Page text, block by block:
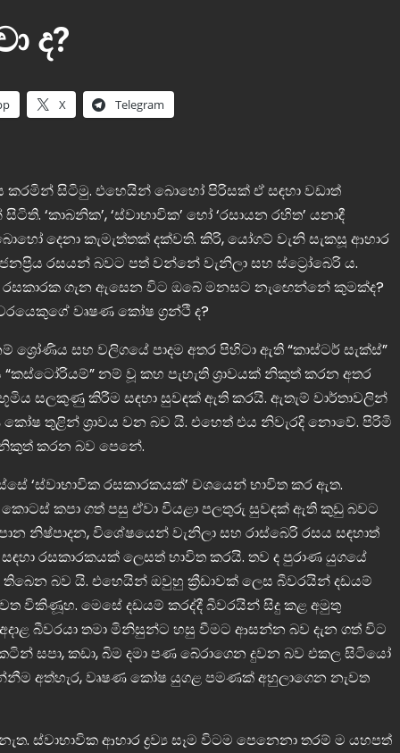
ද?
X Telegram
කරමින් සිටිමු. එහෙයින් බොහෝ පිරිසක් ඒ සඳහා වඩාත්
‘කාබනික’, ‘ස්වාභාවික’ හෝ ‘රසායන රහිත’ යනාදී
දෙනා කැමැත්තක් දක්වති. කිරි, යෝගට් වැනි සැකසූ ආහාර
රසයන් බවට පත් වන්නේ වැනිලා සහ ස්ට්‍රෝබෙරි ය.
රසකාරක ගැන ඇසෙන විට ඔබේ මනසට නැඟෙන්නේ කුමක්ද?
වෘෂණ කෝෂ ග්‍රන්ථි ද?
සහ වලිගයේ පාදම අතර පිහිටා ඇති “කාස්ටර් සැක්ස්”
නම් වූ කහ පැහැති ශ්‍රාවයක් නිකුත් කරන අතර
සලකුණු කිරීම සඳහා සුවඳක් ඇති කරයි. ඇතැම් වාර්තාවලින්
තුළින් ශ්‍රාවය වන බව යි. එහෙත් එය නිවැරදි නොවේ. පිරිමි
කරන බව පෙනේ.
‘ස්වාභාවික රසකාරකයක්’ වශයෙන් භාවිත කර ඇත.
කපා ගත් පසු ඒවා වියළා පලතුරු සුවඳක් ඇති කුඩු බවට
නිෂ්පාදන, විශේෂයෙන් වැනිලා සහ රාස්බෙරි රසය සඳහාත්
රසකාරකයක් ලෙසත් භාවිත කරයි. තව ද පුරාණ යුගයේ
බව යි. එහෙයින් ඔවුහු ක්‍රීඩාවක් ලෙස බීවරයින් දඩයම්
විකිණූහ. මෙසේ දඩයම් කරද්දී බීවරයින් සිදු කළ අමුතු
බීවරයා තමා මිනිසුන්ට හසු වීමට ආසන්න බව දැන ගත් විට
සපා, කඩා, බිම දමා පණ බේරාගෙන දුවන බව එකල සිටියෝ
අත්හැර, වෘෂණ කෝෂ යුගළ පමණක් අහුලාගෙන නැවත
ස්වාභාවික ආහාර ද්‍රව්‍ය සෑම විටම පෙනෙනා තරම් ම යහපත්